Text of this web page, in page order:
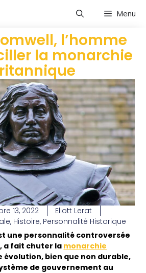
Menu
l’homme
la monarchie
13, 2022
Eliott Lerat
, Histoire, Personnalité Historique
une personnalité controversée
, a fait chuter la monarchie
évolution, bien que non durable,
de gouvernement au